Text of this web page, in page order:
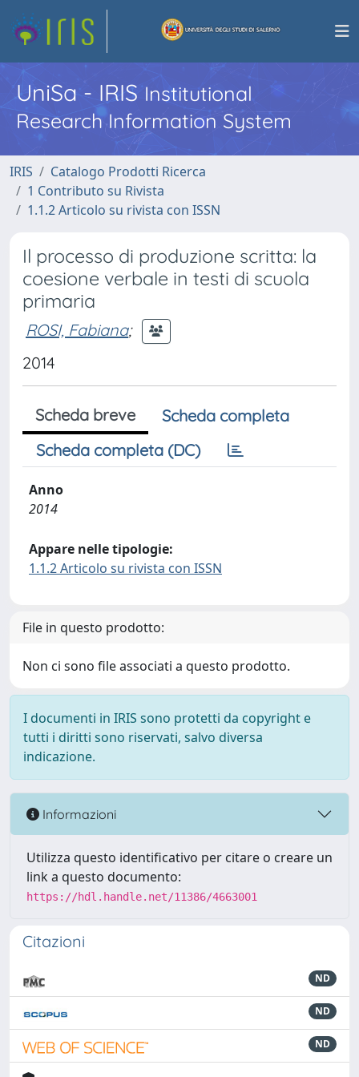
UniSa - IRISInstitutional
Research Information System
IRIS
Catalogo Prodotti Ricerca
1 Contributo su Rivista
1.1.2 Articolo su rivista con ISSN
Il processo di produzione scritta: la
coesione verbale in testi di scuola
primaria
ROSI, Fabiana;
2014
Scheda breve
Scheda completa
Scheda completa (DC)
Anno
2014
Appare nelle tipologie:
1.1.2 Articolo su rivista con ISSN
File in questo prodotto:
Non ci sono file associati a questo prodotto.
I documenti in IRIS sono protetti da copyright e
tutti i diritti sono riservati, salvo diversa
indicazione.
Informazioni
Utilizza questo identificativo per citare o creare un
link a questo documento:
https://hdl.handle.net/11386/4663001
Citazioni
ND
ND
ND